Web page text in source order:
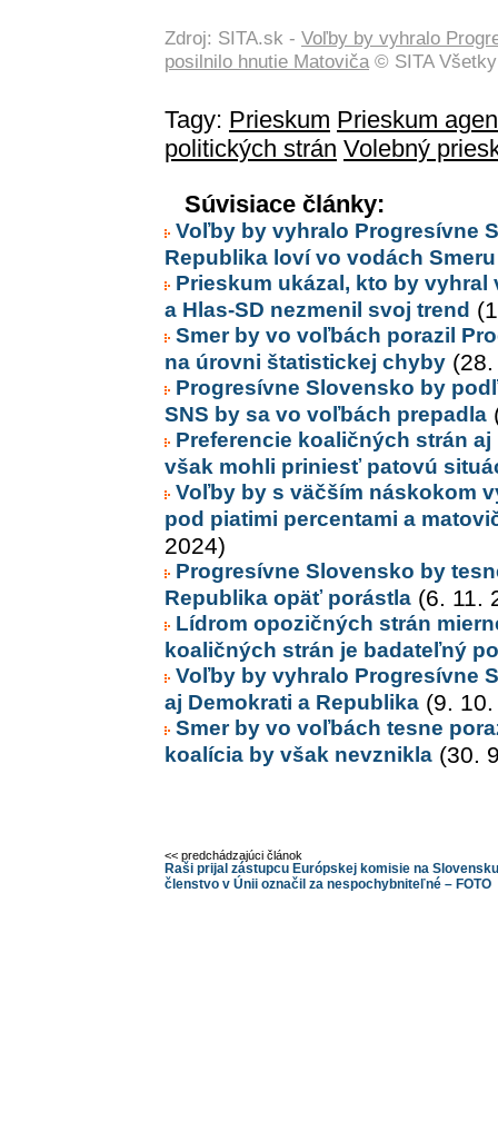
Zdroj: SITA.sk - Voľby by vyhralo
posilnilo hnutie Matoviča© SITA
Tagy: Prieskum Prieskum
politických strán Volebný
Súvisiace články:
Voľby by vyhralo Progresívne
Republika loví vo vodách Smeru
Prieskum ukázal, kto by vyhral
a Hlas-SD nezmenil svoj trend
Smer by vo voľbách porazil
na úrovni štatistickej chyby
Progresívne Slovensko by
SNS by sa vo voľbách prepadla
Preferencie koaličných strán
však mohli priniesť patovú
Voľby by s väčším náskokom
pod piatimi percentami a
2024)
Progresívne Slovensko by
Republika opäť porástla (6. 11.
Lídrom opozičných strán
koaličných strán je badateľný
Voľby by vyhralo Progresívne
aj Demokrati a Republika (9.
Smer by vo voľbách tesne
koalícia by však nevznikla (30.
<< predchádzajúci článok
Raši prijal zástupcu Európskej komisie na
členstvo v Únii označil za nespochybniteľné – FOTO